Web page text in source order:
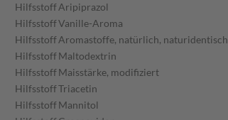
HilfsstoffAripiprazol
HilfsstoffVanille-Aroma
HilfsstoffAromastoffe, natürlich, naturidentisch
HilfsstoffMaltodextrin
HilfsstoffMaisstärke, modifiziert
HilfsstoffTriacetin
HilfsstoffMannitol